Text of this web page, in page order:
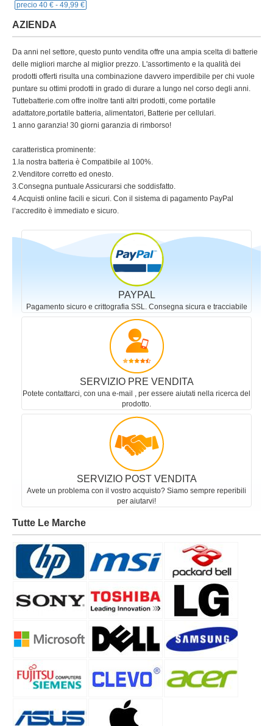
precio 40 € - 49,99 €
AZIENDA
Da anni nel settore, questo punto vendita offre una ampia scelta di batterie
delle migliori marche al miglior prezzo. L'assortimento e la qualità dei
prodotti offerti risulta una combinazione davvero imperdibile per chi vuole
puntare su ottimi prodotti in grado di durare a lungo nel corso degli anni.
Tuttebatterie.com offre inoltre tanti altri prodotti, come portatile
adattatore,portatile batteria, alimentatori, Batterie per cellulari.
1 anno garanzia! 30 giorni garanzia di rimborso!
caratteristica prominente:
1.la nostra batteria è Compatibile al 100%.
2.Venditore corretto ed onesto.
3.Consegna puntuale Assicurarsi che soddisfatto.
4.Acquisti online facili e sicuri. Con il sistema di pagamento PayPal
l’accredito è immediato e sicuro.
PAYPAL
Pagamento sicuro e crittografia SSL. Consegna sicura e tracciabile
SERVIZIO PRE VENDITA
Potete contattarci, con una e-mail , per essere aiutati nella ricerca del
prodotto.
SERVIZIO POST VENDITA
Avete un problema con il vostro acquisto? Siamo sempre reperibili
per aiutarvi!
Tutte Le Marche